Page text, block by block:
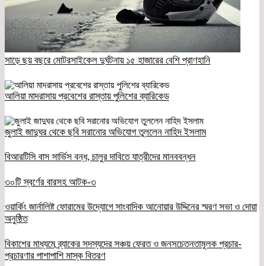
সাড়ে ছয় বছরে মোটরসাইকেল দুর্ঘটনায় ১৫ হাজারের বেশি প্রাণহানি
আলিয়া মাদরাসায় প্রবেশের রাস্তায় পুলিশের ব্যারিকেড
জুলাই জাদুঘর থেকে ছবি সরানোর অভিযোগ তুললেন নাহিদ ইসলাম
বিআরটিসি বাস সার্ভিস বন্ধ, চালুর দাবিতে যাত্রীদের মানববন্ধন
৩০টি স্বর্ণের বারসহ আটক-৩
ওয়ার্কিং জার্নালিষ্ট ফোরামের উদ্যোগে সাংবাদিক আনোয়ার উদ্দিনের স্মরণ সভা ও দোয়া
অনুষ্ঠিত
বিকাশের মাধ্যমে ব্র্যাকের সদস্যদের সঞ্চয় ফেরত ও জনসচেতনতামূলক প্রচার-
প্রচারণার পাশাপাশি মাস্ক বিতরণ